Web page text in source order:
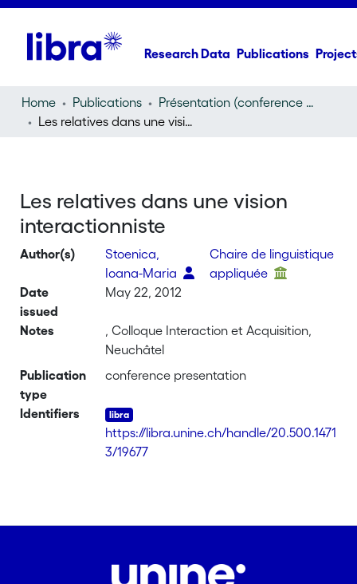
Research Data Publications
Home Publications
Présentation (conference presentation)
Les relatives dans une vision interactionniste
Les relatives dans une vision
interactionniste
Author(s)
Stoenica,
Ioana-Maria
Chaire de linguistique
appliquée
Date
issued
May 22, 2012
Notes
, Colloque Interaction et Acquisition,
Neuchâtel
Publication
type
conference presentation
Identifiers
https://libra.unine.ch/handle/20.500.1471
3/19677